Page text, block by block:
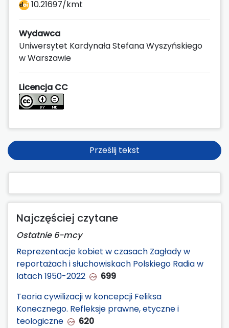
10.21697/kmt
Wydawca
Uniwersytet Kardynała Stefana Wyszyńskiego
w Warszawie
Licencja CC
Prześlij tekst
Najczęściej czytane
Ostatnie 6-mcy
Reprezentacje kobiet w czasach Zagłady w
reportażach i słuchowiskach Polskiego Radia w
latach 1950-2022
699
Teoria cywilizacji w koncepcji Feliksa
Konecznego. Refleksje prawne, etyczne i
teologiczne
620